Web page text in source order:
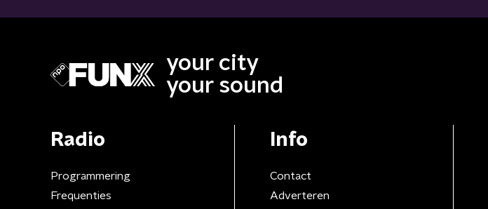
your city
your sound
Radio
Programmering
Frequenties
Info
Contact
Adverteren